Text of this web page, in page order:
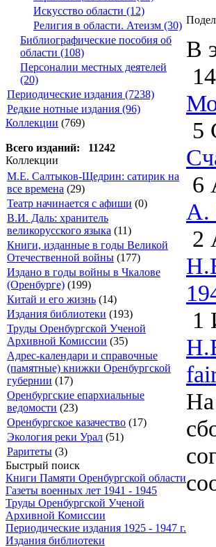
Искусство области (12)
Религия в области. Атеизм (30)
Библиографические пособия об
области (108)
Персоналии местных деятелей
(20)
Периодические издания (7238)
Редкие нотные издания (96)
Коллекции (769)
Всего изданий: 11242
Коллекции
М.Е. Салтыков-Щедрин: сатирик на
все времена (29)
Театр начинается с афиши (0)
В.И. Даль: хранитель
великорусского языка (11)
Книги, изданные в годы Великой
Отечественной войны (177)
Издано в годы войны в Чкалове
(Оренбурге) (199)
Китай и его жизнь (14)
Издания библиотеки (193)
Труды Оренбургской Ученой
Архивной Комиссии (35)
Адрес-календари и справочные
(памятные) книжки Оренбургской
губернии (17)
Оренбургские епархиальные
ведомости (23)
Оренбургское казачество (17)
Экология реки Урал (51)
Раритеты (3)
Быстрый поиск
Книги Памяти Оренбургской области
Газеты военных лет 1941 - 1945
Труды Оренбургской Ученой
Архивной Комиссии
Периодические издания 1925 - 1947 г.
Издания библиотеки
В
5
6
А.
2
1